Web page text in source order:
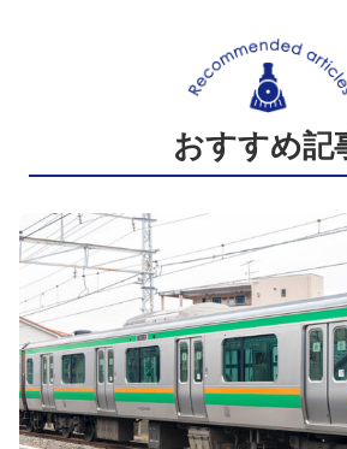
おすすめ記